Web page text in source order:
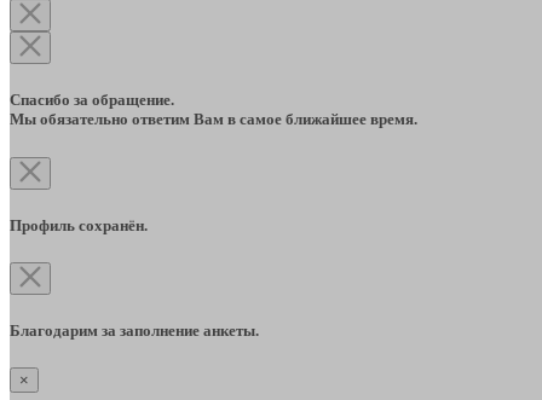
Спасибо за обращение.
Мы обязательно ответим Вам в самое ближайшее время.
Профиль сохранён.
Благодарим за заполнение анкеты.
×